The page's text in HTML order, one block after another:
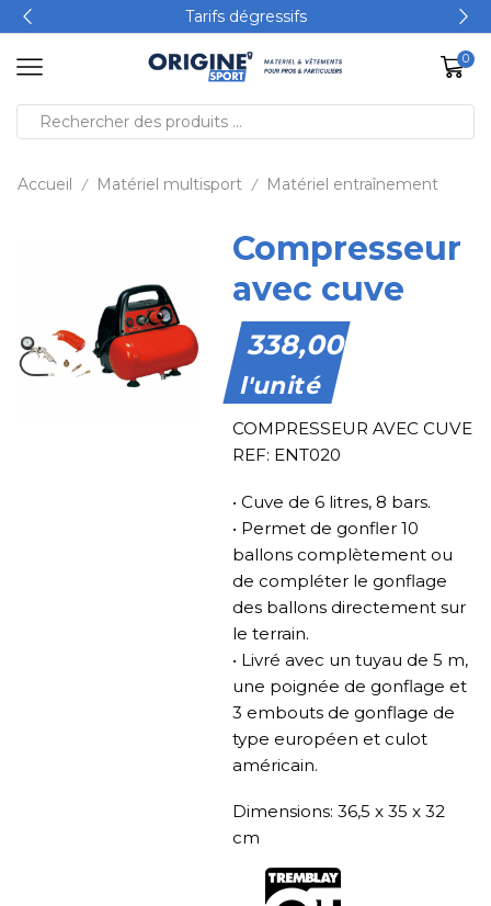
Tarifs dégressifs
0
Accueil / Matériel multisport / Matériel entraînement
Compresseur
avec cuve
338,00€
l'unité
COMPRESSEUR AVEC CUVE
REF: ENT020
• Cuve de 6 litres, 8 bars.
• Permet de gonfler 10
ballons complètement ou
de compléter le gonflage
des ballons directement sur
le terrain.
• Livré avec un tuyau de 5 m,
une poignée de gonflage et
3 embouts de gonflage de
type européen et culot
américain.
Dimensions: 36,5 x 35 x 32
cm